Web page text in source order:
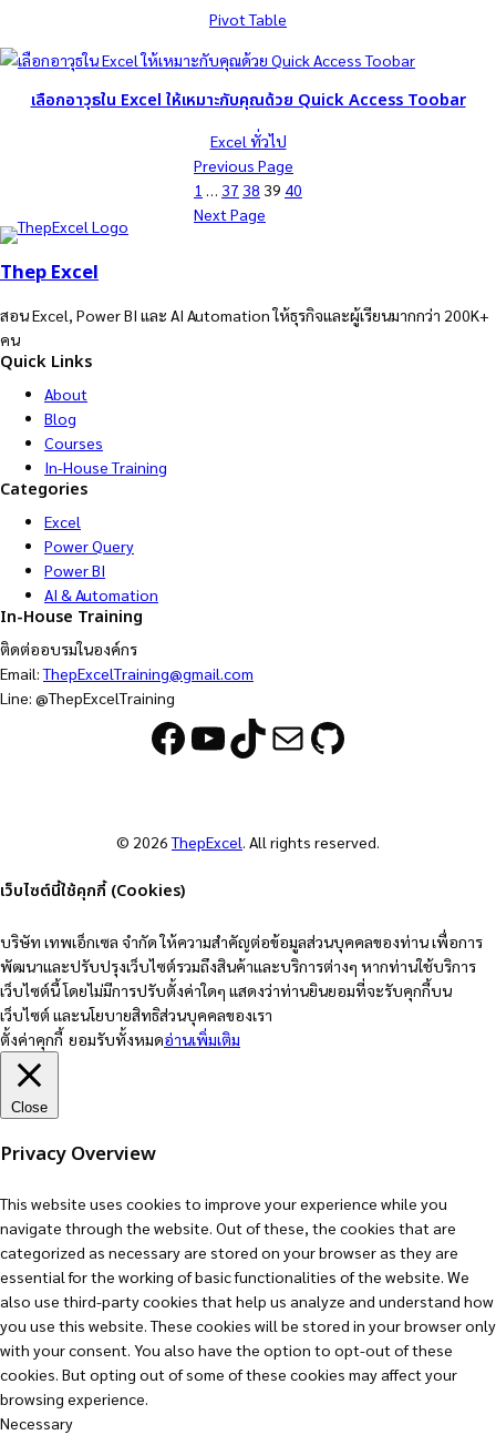
Pivot Table
เลือกอาวุธใน Excel ให้เหมาะกับคุณด้วย Quick Access Toobar
Excel ทั่วไป
Previous Page
1
37 38 39 40
Next Page
Thep Excel
สอน Excel, Power BI และ AI Automation ให้ธุรกิจและผู้เรียนมากกว่า 200K+
คน
Quick Links
About
Blog
Courses
In-House Training
Categories
Excel
Power Query
Power BI
AI & Automation
In-House Training
ติดต่ออบรมในองค์กร
Email:ThepExcelTraining@gmail.com
Line: @ThepExcelTraining
Facebook YouTube TikTok Mail GitHub
© 2026ThepExcel . All rights reserved.
เว็บไซต์นี้ใช้คุกกี้ (Cookies)
บริษัท เทพเอ็กเซล จำกัด ให้ความสำคัญต่อข้อมูลส่วนบุคคลของท่าน เพื่อการ
พัฒนาและปรับปรุงเว็บไซต์รวมถึงสินค้าและบริการต่างๆ หากท่านใช้บริการ
เว็บไซต์นี้ โดยไม่มีการปรับตั้งค่าใดๆ แสดงว่าท่านยินยอมที่จะรับคุกกี้บน
เว็บไซต์ และนโยบายสิทธิส่วนบุคคลของเรา
ตั้งค่าคุกกี้ ยอมรับทั้งหมดอ่านเพิ่มเติม
Close
Privacy Overview
This website uses cookies to improve your experience while you
navigate through the website. Out of these, the cookies that are
categorized as necessary are stored on your browser as they are
essential for the working of basic functionalities of the website. We
also use third-party cookies that help us analyze and understand how
you use this website. These cookies will be stored in your browser only
with your consent. You also have the option to opt-out of these
cookies. But opting out of some of these cookies may affect your
browsing experience.
Necessary